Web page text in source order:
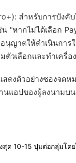
: สำหรับการบังคั
"หากไม่ได้เลือก
ญาตให้ดำเนินการ
ตัวเลือกและทำเครื่
ดงตัวอย่างซองจดห
นแอปของผู้ลงนาม
สุด 10-15 ปุ่มต่อกลุ่มโ